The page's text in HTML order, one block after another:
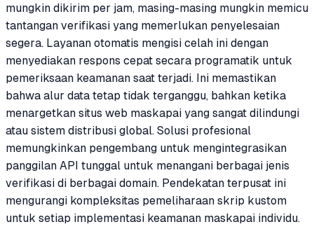
mungkin dikirim per jam, masing-masing mungkin memicu
tantangan verifikasi yang memerlukan penyelesaian
segera. Layanan otomatis mengisi celah ini dengan
menyediakan respons cepat secara programatik untuk
pemeriksaan keamanan saat terjadi. Ini memastikan
bahwa alur data tetap tidak terganggu, bahkan ketika
menargetkan situs web maskapai yang sangat dilindungi
atau sistem distribusi global. Solusi profesional
memungkinkan pengembang untuk mengintegrasikan
panggilan API tunggal untuk menangani berbagai jenis
verifikasi di berbagai domain. Pendekatan terpusat ini
mengurangi kompleksitas pemeliharaan skrip kustom
untuk setiap implementasi keamanan maskapai individu.